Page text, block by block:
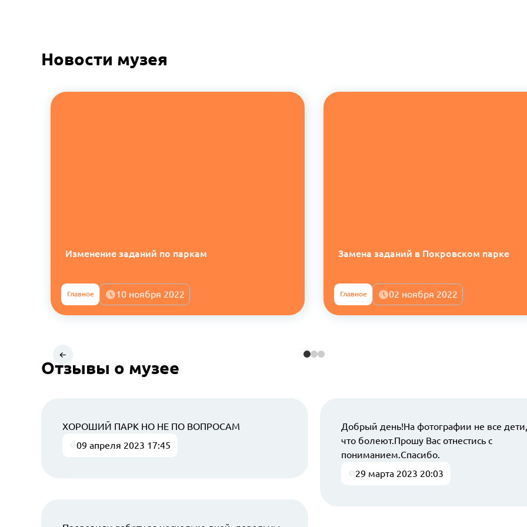
Новости музея
Изменение заданий по паркам
Главное 10 ноября 2022
Замена заданий в Покровском парке
Главное 02 ноября 2022
Отзывы о музее
ХОРОШИЙ ПАРК НО НЕ ПО ВОПРОСАМ
09 апреля 2023 17:45
Добрый день!На фотографии не все
что болеют.Прошу Вас отнестись с
пониманием.Спасибо.
29 марта 2023 20:03